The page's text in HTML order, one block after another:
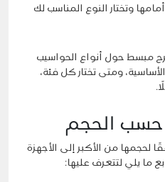
وتختار النوع المناسب لك
مبسط حول أنواع الحواسيب
ومتى تختار كل فئة،
حسب الحجم
لحجمها من الأكبر إلى الأجهزة
ما يلي لتتعرف عليها: